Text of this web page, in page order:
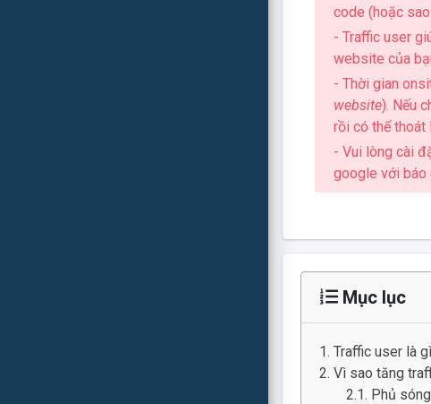
code (hoặc
- Traffic user
website của
- Thời gian
website). Nếu
rồi có thể thoát
- Vui lòng cài
google với báo
Mục lục
Traffic user là
Vì sao tăng
Phủ